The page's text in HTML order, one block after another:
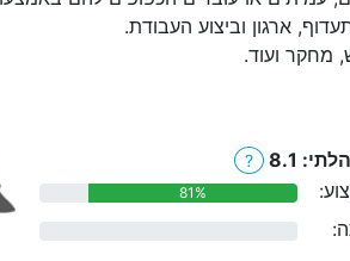
ארגון וביצוע העבודת.
מחקר ועוד.
8.1
?
81%